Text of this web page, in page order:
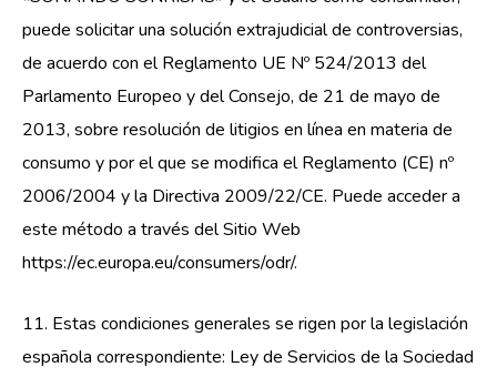
puede solicitar una solución extrajudicial de controversias,
de acuerdo con el Reglamento UE Nº 524/2013 del
Parlamento Europeo y del Consejo, de 21 de mayo de
2013, sobre resolución de litigios en línea en materia de
consumo y por el que se modifica el Reglamento (CE) nº
2006/2004 y la Directiva 2009/22/CE. Puede acceder a
este método a través del Sitio Web
https://ec.europa.eu/consumers/odr/.
11. Estas condiciones generales se rigen por la legislación
española correspondiente: Ley de Servicios de la Sociedad